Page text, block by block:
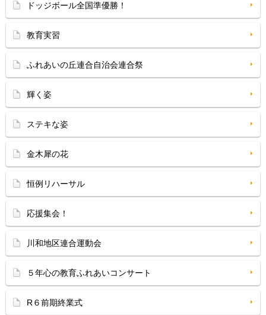
ドッジボール全国準優勝！
教育実習
ふれあいの丘連合自治会連合祭
輝く姿
ステキな姿
金木犀の花
恒例リハーサル
応援集会！
川和地区連合運動会
５年心の教育ふれあいコンサート
R６前期終業式